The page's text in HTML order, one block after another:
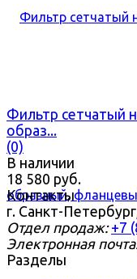
Фильтр сетчатый
образ...
(0)
В наличии
18 580 руб.
Контакты
г. Санкт-
Отдел продаж: +7
Электронная
Разделы